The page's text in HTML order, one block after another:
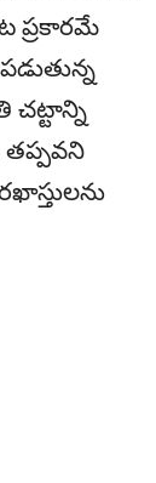
ప్రకారమే
చట్టాన్ని
తప్పవని